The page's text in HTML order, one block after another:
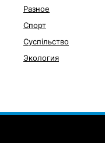
Разное
Спорт
Суспільство
Экология